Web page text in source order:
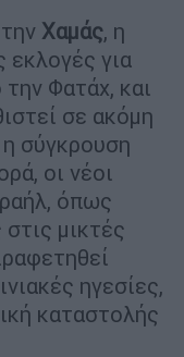
Χαμάς, η
εκλογές για
Φατάχ, και
σε ακόμη
σύγκρουση
οι νέοι
όπως
μικτές
ηγεσίες,
καταστολής